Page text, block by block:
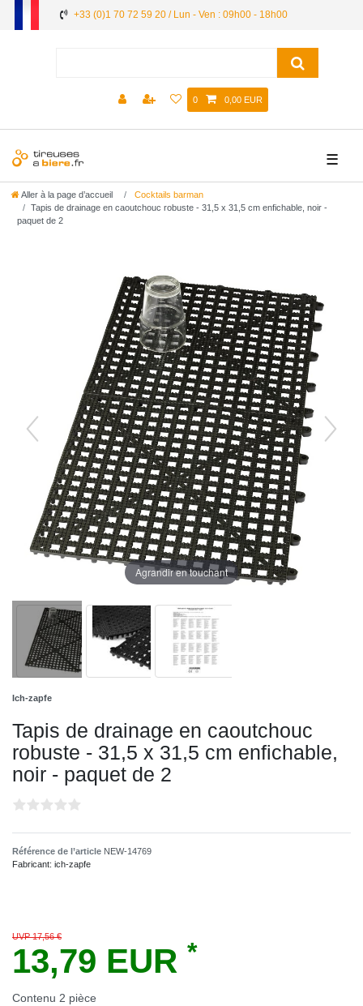
+33 (0)1 70 72 59 20 / Lun - Ven : 09h00 - 18h00
0 0,00 EUR
☰
Aller à la page d’accueil
Cocktails barman
Tapis de drainage en caoutchouc robuste - 31,5 x 31,5 cm enfichable, noir -
paquet de 2
Agrandir en touchant
Ich-zapfe
Tapis de drainage en caoutchouc
robuste - 31,5 x 31,5 cm enfichable,
noir - paquet de 2
Référence de l’article NEW-14769
Fabricant: ich-zapfe
UVP 17,56 €
13,79 EUR *
Contenu 2 pièce